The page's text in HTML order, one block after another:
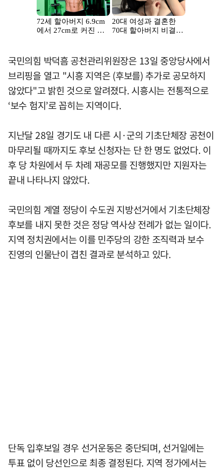
국민의힘 박덕흠 공천관리위원장은 13일 중앙당사에서
브리핑을 열고 "시흥 지역은 (후보를) 추가로 공모하지
않았다"고 밝힌 것으로 알려졌다. 시흥시는 전통적으로
‘보수 험지’로 꼽히는 지역이다.
지난달 28일 경기도 내 다른 시·군의 기초단체장 공천이
마무리될 때까지도 후보 신청자는 단 한 명도 없었다. 이
후 당 차원에서 두 차례 재공모를 진행했지만 지원자는
끝내 나타나지 않았다.
국민의힘 계열 정당이 수도권 지방선거에서 기초단체장
후보를 내지 못한 것은 정당 역사상 전례가 없는 일이다.
지역 정치권에서는 이를 민주당의 강한 조직력과 보수
진영의 인물난이 겹친 결과로 분석하고 있다.
단독 입후보일 경우 선거운동은 중단되며, 선거일에는
투표 없이 당선인으로 최종 결정된다. 지역 정가에서는